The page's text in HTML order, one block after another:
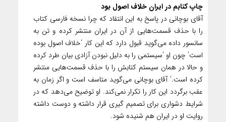
چاپ کتابم در ایران خلاف اصول بود
آقای بوچانی در پاسخ به این انتقاد که چرا نسخه فارسی کتاب
را با حذف قسمت‌هایی از آن در ایران منتشر کرده و تن به
سانسور داده می‌گوید قبول دارد که این کار ‘خلاف اصول بوده
است’ چون او ‘سیستمی را به دلیل نبودن آزادی بیان طرد کرده
و حالا در همان سیستم کتابش را با حذف قسمت‌هایی منتشر
کرده است.’ ‌آقای بوچانی می‌گوید متاسف است و اگر زمان به
عقب برگردد این کار را تکرار نمی‌کند. او توضیح می‌دهد که در
شرایط دشواری برای تصمیم گیری قرار داشته و دوست داشته
روایت او در ایران هم شنیده شود.